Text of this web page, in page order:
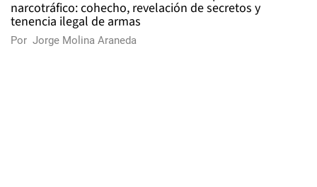
narcotráfico: cohecho, revelación de secretos y
tenencia ilegal de armas
Por Jorge Molina Araneda